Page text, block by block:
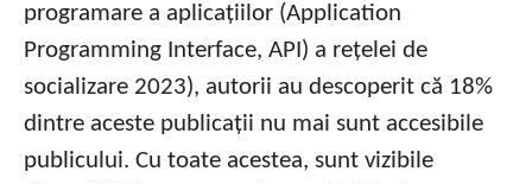
programare a aplicațiilor (Application
Programming Interface, API) a rețelei de
socializare 2023), autorii au descoperit că 18%
dintre aceste publicații nu mai sunt accesibile
publicului. Cu toate acestea, sunt vizibile